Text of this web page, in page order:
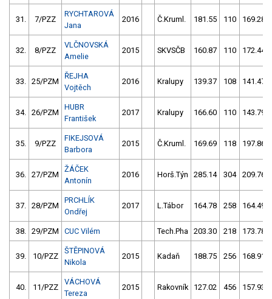
31. 7/PZZ
RYCHTAROVÁ
Jana
2016 Č.Kruml. 181.55 110 169.28
32. 8/PZZ
VLČNOVSKÁ
Amelie
2015 SKVSČB 160.87 110 172.44
33. 25/PZM
ŘEJHA
Vojtěch
2016 Kralupy 139.37 108 141.47
34. 26/PZM
HUBR
František
2017 Kralupy 166.60 110 143.79
35. 9/PZZ
FIKEJSOVÁ
Barbora
2015 Č.Kruml. 169.69 118 197.86
36. 27/PZM
ŽÁČEK
Antonín
2016 Horš.Týn 285.14 304 209.76
37. 28/PZM
PRCHLÍK
Ondřej
2017 L.Tábor 164.78 258 164.49
38. 29/PZM CUC Vilém Tech.Pha 203.30 218 173.78
39. 10/PZZ
ŠTĚPINOVÁ
Nikola
2015 Kadaň 188.75 256 168.91
40. 11/PZZ
VÁCHOVÁ
Tereza
2015 Rakovník 127.02 456 157.93